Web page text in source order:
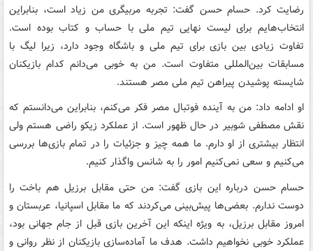
رضایت کرد. حسام حسن گفت: تجربه مربیگری من زیاد است، بنابراین
انتخاب‌هایم برای لیست نهایی تیم ملی با حساب و کتاب بوده است.
تفاوت زیادی بین بازی برای تیم ملی و باشگاه وجود دارد، زیرا لیگ با
مسابقات بین‌المللی متفاوت است. من به خوبی می‌دانم کدام بازیکنان
شایسته پوشیدن پیراهن تیم ملی مصر هستند.
او ادامه داد: من به آینده فوتبال مصر فکر می‌کنم، بنابراین می‌دانستم که
نقش مصطفی شوبیر در حال ظهور است. از عملکرد زیکو راضی هستم ولی
انتظار بیشتری از او دارم. ما همه چیز و جزئیات را در تمام بازی‌ها بررسی
می‌کنیم و سعی نمی‌کنیم امور را به شانس واگذار کنیم.
حسام حسن درباره این بازی گفت: من حتی مقابل برزیل هم باخت را
دوست ندارم. بعضی‌ها پیش‌بینی می‌کردند که ما مقابل اسپانیا، عربستان و
امروز مقابل برزیل، به ویژه اینکه این آخرین بازی قبل از جام جهانی بود،
عملکرد خوبی نخواهیم داشت. هدف ما آماده‌سازی بازیکنان از نظر روانی و